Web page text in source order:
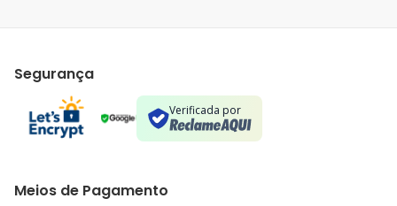
Segurança
Verificada por
Meios de Pagamento